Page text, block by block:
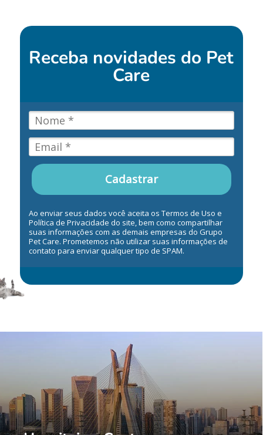
Receba novidades do Pet
Care
Cadastrar
Ao enviar seus dados você aceita os Termos de Uso e
Política de Privacidade do site, bem como compartilhar
suas informações com as demais empresas do Grupo
Pet Care. Prometemos não utilizar suas informações de
contato para enviar qualquer tipo de SPAM.